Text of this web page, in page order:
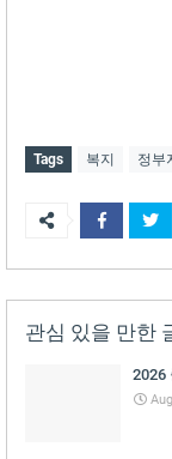
Tags 복지 정부
관심 있을 만한
2026